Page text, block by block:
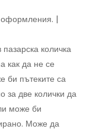
|
количка
как да не се
би пътеките са
за две колички да
може би
Може да